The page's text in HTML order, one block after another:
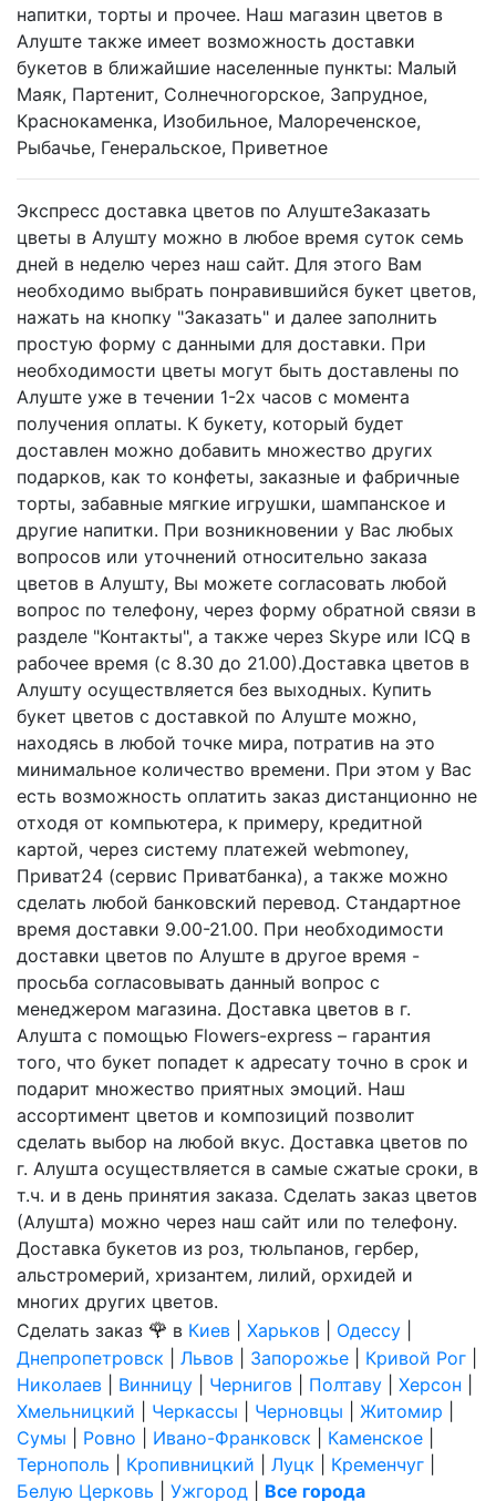
напитки, торты и прочее. Наш магазин цветов в
Алуште также имеет возможность доставки
букетов в ближайшие населенные пункты: Малый
Маяк, Партенит, Солнечногорское, Запрудное,
Краснокаменка, Изобильное, Малореченское,
Рыбачье, Генеральское, Приветное
Экспресс доставка цветов по АлуштеЗаказать
цветы в Алушту можно в любое время суток семь
дней в неделю через наш сайт. Для этого Вам
необходимо выбрать понравившийся букет цветов,
нажать на кнопку "Заказать" и далее заполнить
простую форму с данными для доставки. При
необходимости цветы могут быть доставлены по
Алуште уже в течении 1-2х часов с момента
получения оплаты. К букету, который будет
доставлен можно добавить множество других
подарков, как то конфеты, заказные и фабричные
торты, забавные мягкие игрушки, шампанское и
другие напитки. При возникновении у Вас любых
вопросов или уточнений относительно заказа
цветов в Алушту, Вы можете согласовать любой
вопрос по телефону, через форму обратной связи в
разделе "Контакты", а также через Skype или ICQ в
рабочее время (с 8.30 до 21.00).Доставка цветов в
Алушту осуществляется без выходных. Купить
букет цветов с доставкой по Алуште можно,
находясь в любой точке мира, потратив на это
минимальное количество времени. При этом у Вас
есть возможность оплатить заказ дистанционно не
отходя от компьютера, к примеру, кредитной
картой, через систему платежей webmoney,
Приват24 (сервис Приватбанка), а также можно
сделать любой банковский перевод. Стандартное
время доставки 9.00-21.00. При необходимости
доставки цветов по Алуште в другое время -
просьба согласовывать данный вопрос с
менеджером магазина. Доставка цветов в г.
Алушта с помощью Flowers-express – гарантия
того, что букет попадет к адресату точно в срок и
подарит множество приятных эмоций. Наш
ассортимент цветов и композиций позволит
сделать выбор на любой вкус. Доставка цветов по
г. Алушта осуществляется в самые сжатые сроки, в
т.ч. и в день принятия заказа. Сделать заказ цветов
(Алушта) можно через наш сайт или по телефону.
Доставка букетов из роз, тюльпанов, гербер,
альстромерий, хризантем, лилий, орхидей и
многих других цветов.
Сделать заказ 🌹 в Киев Харьков Одессу
Днепропетровск
Львов Запорожье Кривой Рог
Николаев
Винницу Чернигов Полтаву Херсон
Хмельницкий
Черкассы Черновцы Житомир
Сумы
Ровно Ивано-Франковск Каменское
Тернополь
Кропивницкий Луцк Кременчуг
Белую Церковь
Ужгород Все города